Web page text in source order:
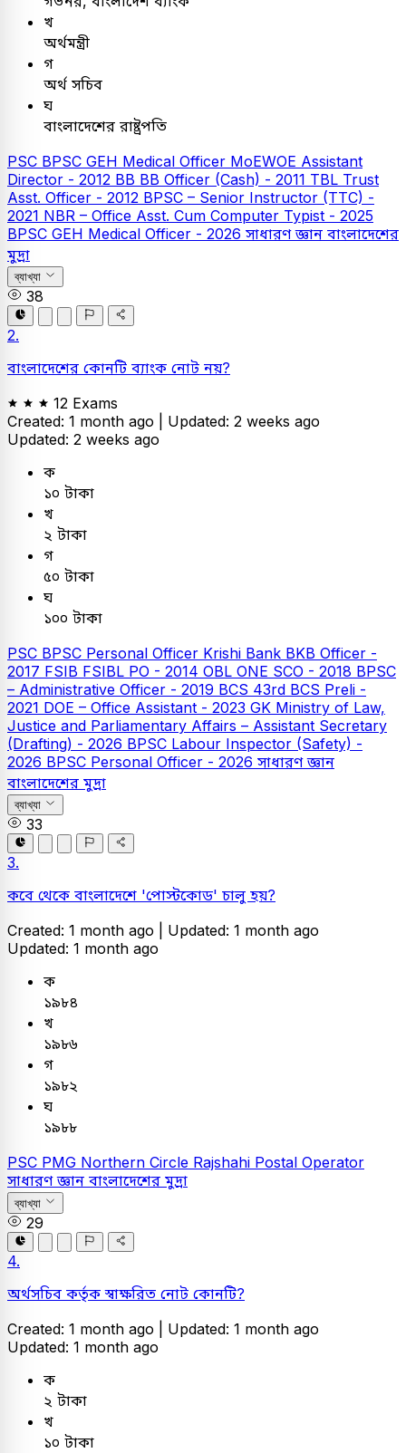
খ
অর্থমন্ত্রী
গ
অর্থ সচিব
ঘ
বাংলাদেশের রাষ্ট্রপতি
PSC BPSC GEH Medical Officer MoEWOE Assistant
Director - 2012 BB BB Officer (Cash) - 2011 TBL Trust
Asst. Officer - 2012 BPSC – Senior Instructor (TTC) -
2021 NBR – Office Asst. Cum Computer Typist - 2025
BPSC GEH Medical Officer - 2026 সাধারণ জ্ঞান বাংলাদেশের
মুদ্রা
ব্যাখ্যা
38
2.
বাংলাদেশের কোনটি ব্যাংক নোট নয়?
12 Exams
Created: 1 month ago | Updated: 2 weeks ago
Updated: 2 weeks ago
ক
১০ টাকা
খ
২ টাকা
গ
৫০ টাকা
ঘ
১০০ টাকা
PSC BPSC Personal Officer Krishi Bank BKB Officer -
2017 FSIB FSIBL PO - 2014 OBL ONE SCO - 2018 BPSC
– Administrative Officer - 2019 BCS 43rd BCS Preli -
2021 DOE – Office Assistant - 2023 GK Ministry of Law,
Justice and Parliamentary Affairs – Assistant Secretary
(Drafting) - 2026 BPSC Labour Inspector (Safety) -
2026 BPSC Personal Officer - 2026 সাধারণ জ্ঞান
বাংলাদেশের মুদ্রা
ব্যাখ্যা
33
3.
কবে থেকে বাংলাদেশে 'পোস্টকোড' চালু হয়?
Created: 1 month ago | Updated: 1 month ago
Updated: 1 month ago
ক
১৯৮৪
খ
১৯৮৬
গ
১৯৮২
ঘ
১৯৮৮
PSC PMG Northern Circle Rajshahi Postal Operator
সাধারণ জ্ঞান বাংলাদেশের মুদ্রা
ব্যাখ্যা
29
4.
অর্থসচিব কর্তৃক স্বাক্ষরিত নোট কোনটি?
Created: 1 month ago | Updated: 1 month ago
Updated: 1 month ago
ক
২ টাকা
খ
১০ টাকা